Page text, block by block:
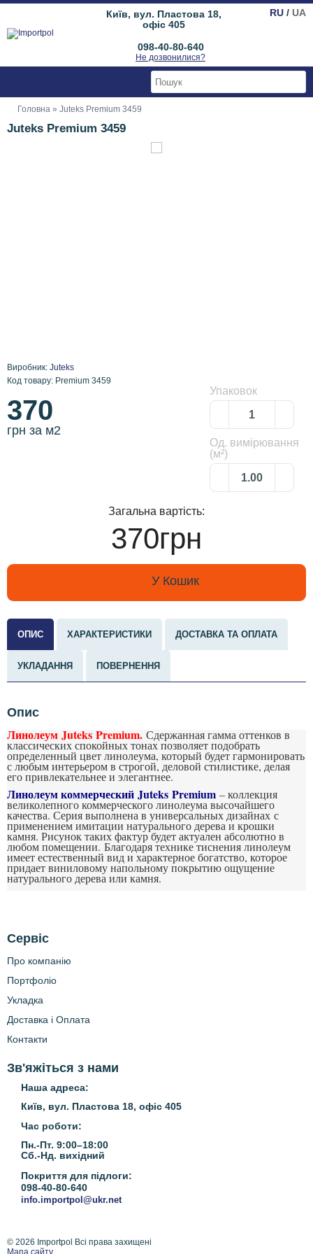
RU / UA
Київ, вул. Пластова 18,
офіс 405
098-40-80-640
Не дозвонилися?
Головна » Juteks Premium 3459
Juteks Premium 3459
Виробник: Juteks
Код товару: Premium 3459
370
грн за м2
Упаковок
Од. вимірювання
(м²)
Загальна вартість:
370грн
У Кошик
ОПИС ХАРАКТЕРИСТИКИ ДОСТАВКА ТА ОПЛАТА
УКЛАДАННЯ ПОВЕРНЕННЯ
Опис
Линолеум Juteks Premium. Сдержанная гамма оттенков в
классических спокойных тонах позволяет подобрать
определенный цвет линолеума, который будет гармонировать
с любым интерьером в строгой, деловой стилистике, делая
его привлекательнее и элегантнее.
Линолеум коммерческий Juteks Premium – коллекция
великолепного коммерческого линолеума высочайшего
качества. Серия выполнена в универсальных дизайнах с
применением имитации натурального дерева и крошки
камня. Рисунок таких фактур будет актуален абсолютно в
любом помещении. Благодаря технике тиснения линолеум
имеет естественный вид и характерное богатство, которое
придает виниловому напольному покрытию ощущение
натурального дерева или камня.
р
о
б
е
:
h
t
t
:
/
u
Сервіс
Про компанію
Портфоліо
Укладка
Доставка і Оплата
Контакти
Зв'яжіться з нами
Наша адреса:
Київ, вул. Пластова 18, офіс 405
Час роботи:
Пн.-Пт. 9:00–18:00
Сб.-Нд. вихідний
Покриття для підлоги:
098-40-80-640
info.importpol@ukr.net
© 2026 Importpol Всі права захищені
Мапа сайту